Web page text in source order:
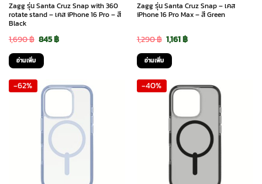
Zagg รุ่น Santa Cruz Snap with 360
rotate stand – เคส iPhone 16 Pro – สี
Black
1,690฿ Original
price
was:
1,690 ฿.
845฿Current
845 ฿.
อ่านเพิ่ม
Zagg รุ่น Santa Cruz Snap – เคส
iPhone 16 Pro Max – สี Green
1,290฿ Original
price
was:
1,290 ฿.
1,161฿Current
1,161 ฿.
อ่านเพิ่ม
-62% -40%